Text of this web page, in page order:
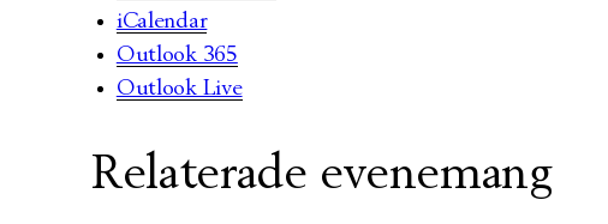
iCalendar
Outlook 365
Outlook Live
Relaterade evenemang